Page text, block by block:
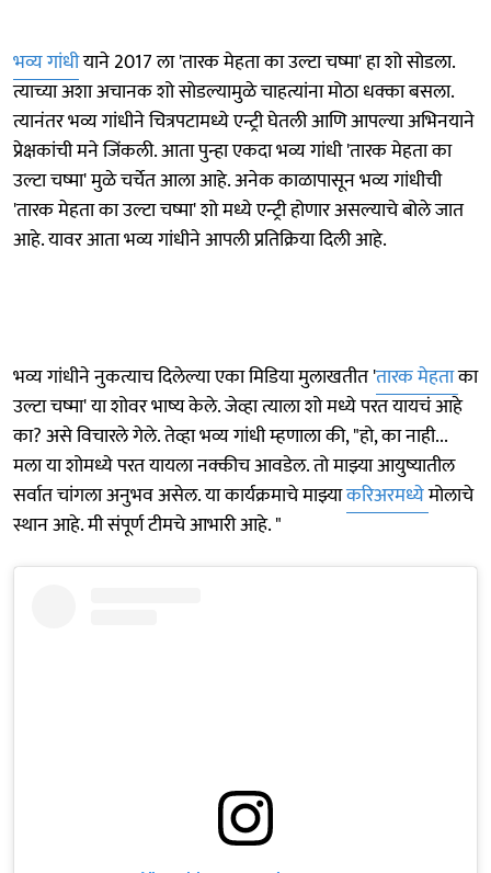
भव्य गांधीयाने 2017 ला 'तारक मेहता का उल्टा चष्मा' हा शो सोडला.
त्याच्या अशा अचानक शो सोडल्यामुळे चाहत्यांना मोठा धक्का बसला.
त्यानंतर भव्य गांधीने चित्रपटामध्ये एन्ट्री घेतली आणि आपल्या अभिनयाने
प्रेक्षकांची मने जिंकली. आता पुन्हा एकदा भव्य गांधी 'तारक मेहता का
उल्टा चष्मा' मुळे चर्चेत आला आहे. अनेक काळापासून भव्य गांधीची
'तारक मेहता का उल्टा चष्मा' शो मध्ये एन्ट्री होणार असल्याचे बोले जात
आहे. यावर आता भव्य गांधीने आपली प्रतिक्रिया दिली आहे.
भव्य गांधीने नुकत्याच दिलेल्या एका मिडिया मुलाखतीत 'तारक मेहताका
उल्टा चष्मा' या शोवर भाष्य केले. जेव्हा त्याला शो मध्ये परत यायचं आहे
का? असे विचारले गेले. तेव्हा भव्य गांधी म्हणाला की, "हो, का नाही...
मला या शोमध्ये परत यायला नक्कीच आवडेल. तो माझ्या आयुष्यातील
सर्वात चांगला अनुभव असेल. या कार्यक्रमाचे माझ्याकरिअरमध्येमोलाचे
स्थान आहे. मी संपूर्ण टीमचे आभारी आहे. "